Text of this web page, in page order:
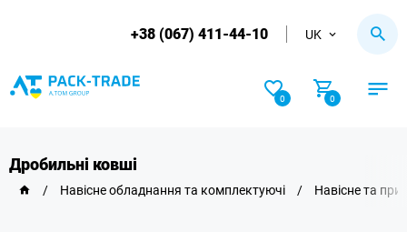
+38 (067) 411-44-10 UK
0 0
Дробильні ковші
/ Навісне обладнання та комплектуючі / Навісне та